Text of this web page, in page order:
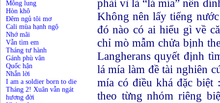
Mông lung
Hòn khô
Đêm ngủ tôi mơ
Cali mùa hạnh ngộ
Nhớ mãi
Vẫn tìm em
Tháng tư hành
Gánh phù vân
Quốc hận
Nhắn lời
I am a soldier born to die
Tháng 2! Xuân vẫn ngát
hương đời
phải vì là “lá mía” nên
Không nên lấy tiếng
đó nào có ai hiểu gì về
chỉ mò mẫm chửa bịnh
Langherans quyết định
lá mía làm đề tài nghiên
mía có điều khá đặc biệt
theo từng nhóm riêng